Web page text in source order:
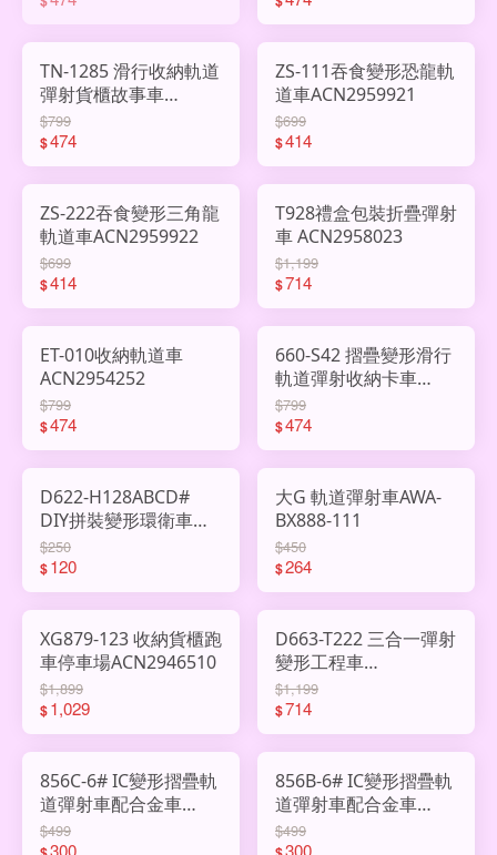
TN-1285 滑行收納軌道
彈射貨櫃故事車
AHY2964091
$799
$474
ZS-111吞食變形恐龍軌
道車ACN2959921
$699
$414
ZS-222吞食變形三角龍
軌道車ACN2959922
$699
$414
T928禮盒包裝折疊彈射
車 ACN2958023
$1,199
$714
ET-010收納軌道車
ACN2954252
$799
$474
660-S42 摺疊變形滑行
軌道彈射收納卡車
ACN2914922
$799
$474
D622-H128ABCD#
DIY拼裝變形環衛車
ACN2805641
$250
$120
大G 軌道彈射車AWA-
BX888-111
$450
$264
XG879-123 收納貨櫃跑
車停車場ACN2946510
$1,899
$1,029
D663-T222 三合一彈射
變形工程車
ACN2938627
$1,199
$714
856C-6# IC變形摺疊軌
道彈射車配合金車
ACN2941976
$499
300
856B-6# IC變形摺疊軌
道彈射車配合金車
ACN2941975
$499
300